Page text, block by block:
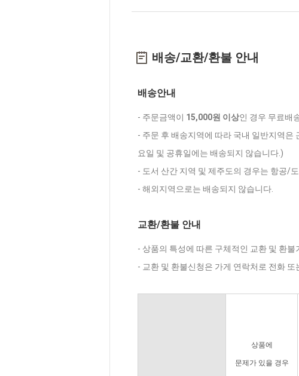
배송/교환/환불 안내
배송안내
- 주문금액이 15,000원 이상인 경우 무료배
- 주문 후 배송지역에 따라 국내 일반지역은
요일 및 공휴일에는 배송되지 않습니다.)
- 도서 산간 지역 및 제주도의 경우는 항공/
- 해외지역으로는 배송되지 않습니다.
교환/환불 안내
- 상품의 특성에 따른 구체적인 교환 및 환
- 교환 및 환불신청은 가게 연락처로 전화
상품에
문제가 있을 경우